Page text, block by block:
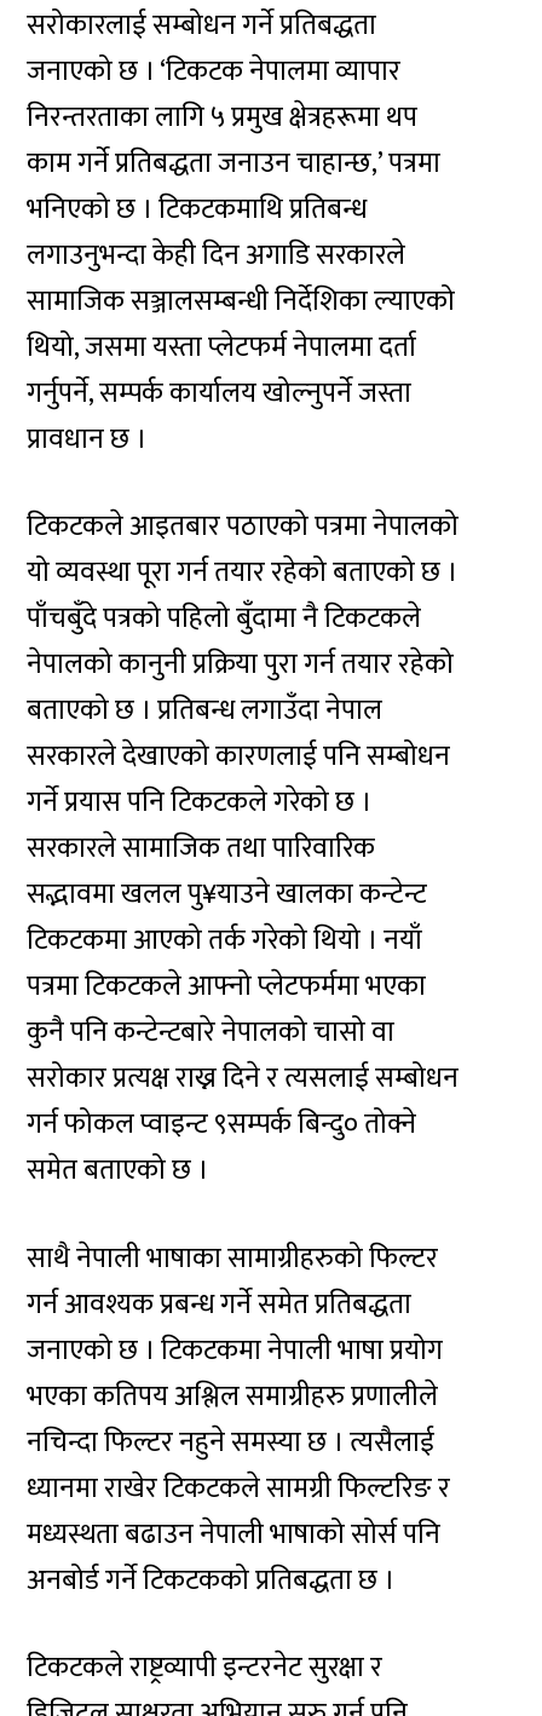
सरोकारलाई सम्बोधन गर्ने प्रतिबद्धता
जनाएको छ । ‘टिकटक नेपालमा व्यापार
निरन्तरताका लागि ५ प्रमुख क्षेत्रहरूमा थप
काम गर्ने प्रतिबद्धता जनाउन चाहान्छ,’ पत्रमा
भनिएको छ । टिकटकमाथि प्रतिबन्ध
लगाउनुभन्दा केही दिन अगाडि सरकारले
सामाजिक सञ्जालसम्बन्धी निर्देशिका ल्याएको
थियो, जसमा यस्ता प्लेटफर्म नेपालमा दर्ता
गर्नुपर्ने, सम्पर्क कार्यालय खोल्नुपर्ने जस्ता
प्रावधान छ ।
टिकटकले आइतबार पठाएको पत्रमा नेपालको
यो व्यवस्था पूरा गर्न तयार रहेको बताएको छ ।
पाँचबुँदे पत्रको पहिलो बुँदामा नै टिकटकले
नेपालको कानुनी प्रक्रिया पुरा गर्न तयार रहेको
बताएको छ । प्रतिबन्ध लगाउँदा नेपाल
सरकारले देखाएको कारणलाई पनि सम्बोधन
गर्ने प्रयास पनि टिकटकले गरेको छ ।
सरकारले सामाजिक तथा पारिवारिक
सद्भावमा खलल पु¥याउने खालका कन्टेन्ट
टिकटकमा आएको तर्क गरेको थियो । नयाँ
पत्रमा टिकटकले आफ्नो प्लेटफर्ममा भएका
कुनै पनि कन्टेन्टबारे नेपालको चासो वा
सरोकार प्रत्यक्ष राख्न दिने र त्यसलाई सम्बोधन
गर्न फोकल प्वाइन्ट ९सम्पर्क बिन्दु० तोक्ने
समेत बताएको छ ।
साथै नेपाली भाषाका सामाग्रीहरुको फिल्टर
गर्न आवश्यक प्रबन्ध गर्ने समेत प्रतिबद्धता
जनाएको छ । टिकटकमा नेपाली भाषा प्रयोग
भएका कतिपय अश्लिल समाग्रीहरु प्रणालीले
नचिन्दा फिल्टर नहुने समस्या छ । त्यसैलाई
ध्यानमा राखेर टिकटकले सामग्री फिल्टरिङ र
मध्यस्थता बढाउन नेपाली भाषाको सोर्स पनि
अनबोर्ड गर्ने टिकटकको प्रतिबद्धता छ ।
टिकटकले राष्ट्रव्यापी इन्टरनेट सुरक्षा र